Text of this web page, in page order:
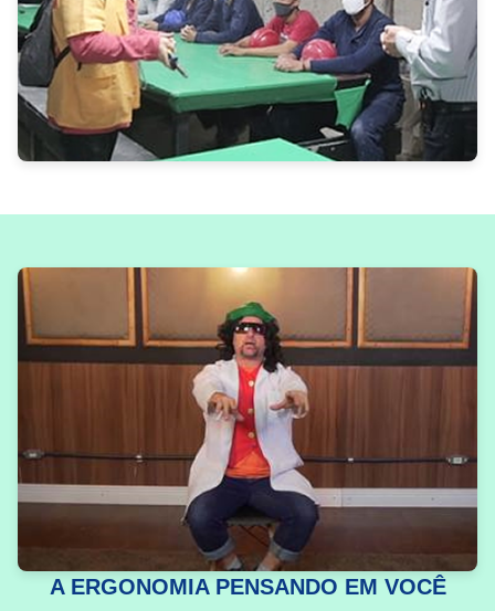
A ERGONOMIA PENSANDO EM VOCÊ